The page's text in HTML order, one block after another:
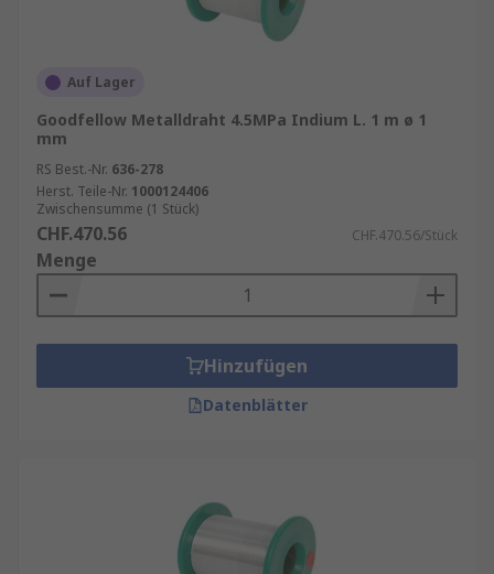
Auf Lager
Goodfellow Metalldraht 4.5MPa Indium L. 1 m ø 1
mm
RS Best.-Nr. 636-278
Herst. Teile-Nr. 1000124406
Zwischensumme (1 Stück)
CHF.470.56 CHF.470.56/Stück
Menge
Hinzufügen
Datenblätter